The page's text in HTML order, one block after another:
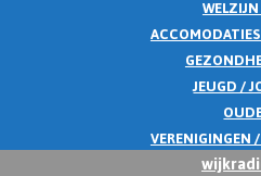
JEUGD /
VERENIGINGEN